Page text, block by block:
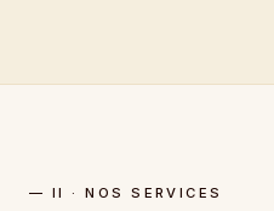
— II · NOS SERVICES